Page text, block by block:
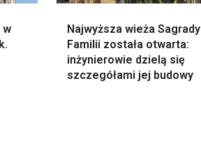
w
Najwyższa wieża Sagrady
Familii została otwarta:
inżynierowie dzielą się
szczegółami jej budowy